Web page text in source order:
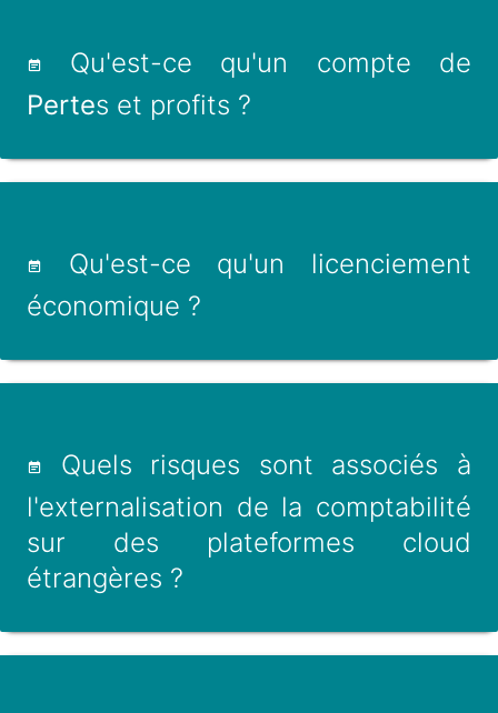
Qu'est-ce qu'un compte de
Pertes et profits ?
Qu'est-ce qu'un licenciement
économique ?
Quels risques sont associés à
l'externalisation de la comptabilité
sur des plateformes cloud
étrangères ?